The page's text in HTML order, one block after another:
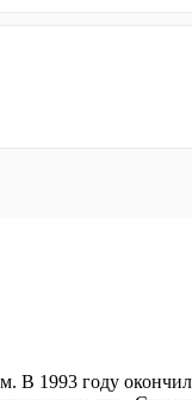
В 1993 году